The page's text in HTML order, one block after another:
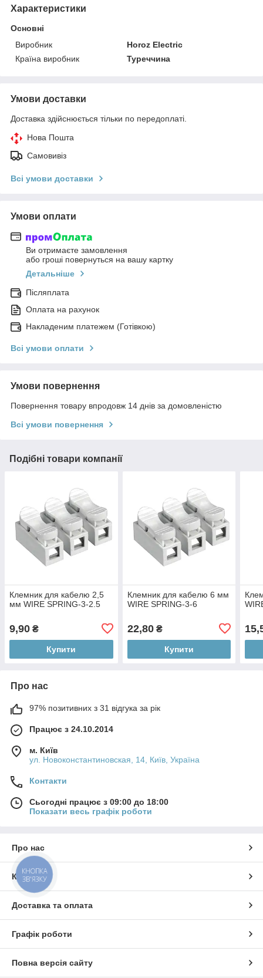
Характеристики
Основні
Виробник
Horoz Electric
Країна виробник
Туреччина
Умови доставки
Доставка здійснюється тільки по передоплаті.
Нова Пошта
Самовивіз
Всі умови доставки
Умови оплати
Ви отримаєте замовлення
або гроші повернуться на вашу картку
Детальніше
Післяплата
Оплата на рахунок
Накладеним платежем (Готівкою)
Всі умови оплати
Умови повернення
Повернення товару впродовж 14 днів за домовленістю
Всі умови повернення
Подібні товари компанії
Клемник для кабелю 2,5
мм WIRE SPRING-3-2.5
9,90 ₴
Купити
Клемник для кабелю 6 мм
WIRE SPRING-3-6
22,80₴
Купити
Про нас
97% позитивних з 31 відгука за рік
Працює з 24.10.2014
м. Київ
ул. Новоконстантиновская, 14, Київ, Україна
Контакти
Сьогодні працює з 09:00 до 18:00
Показати весь графік роботи
Про нас
Контакти
Доставка та оплата
Графік роботи
Повна версія сайту
КНОПКА
ЗВ'ЯЗКУ